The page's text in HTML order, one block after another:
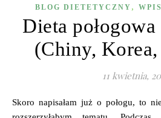
BLOG DIETETYCZNY ,
Dieta
(Chiny,
11 kwietnia,
Skoro napisałam już o połogu, to nie byłabym sobą, jeśli nie